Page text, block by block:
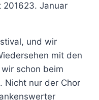
201623. Januar
und wir
mit den
schon beim
Nicht nur der Chor